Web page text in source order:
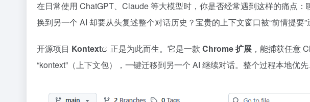
在日常使用 ChatGPT、Claude 等大模型时，你是否经常遇到这样的痛点
换到另一个 AI 却要从头复述整个对话历史？宝贵的上下文窗口被“前情提要
开源项目 Kontext 正是为此而生。它是一款 Chrome 扩展 ，能捕获任意
“kontext”（上下文包），一键迁移到另一个 AI 继续对话。整个过程本地优先